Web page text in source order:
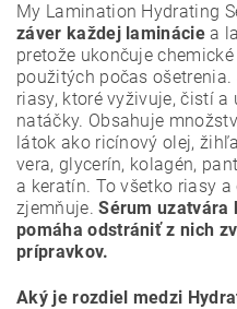
My Lamination Hydrating
záver každej laminácie a
pretože ukončuje
použitých počas
riasy, ktoré vyživuje, čistí
natáčky. Obsahuje
látok ako ricínový olej,
vera, glycerín, kolagén,
a keratín. To všetko riasy
zjemňuje.Sérum
pomáha odstrániť z nich
prípravkov.
Aký je rozdiel medzi